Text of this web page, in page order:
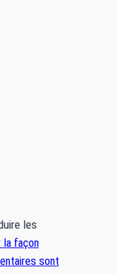
les
la façon
sont